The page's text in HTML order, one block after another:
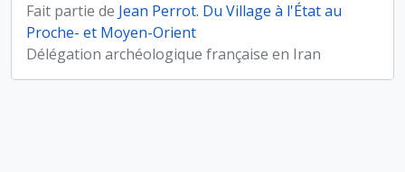
Fait partie de Jean Perrot. Du Village à l'État au
Proche- et Moyen-Orient
Délégation archéologique française en Iran